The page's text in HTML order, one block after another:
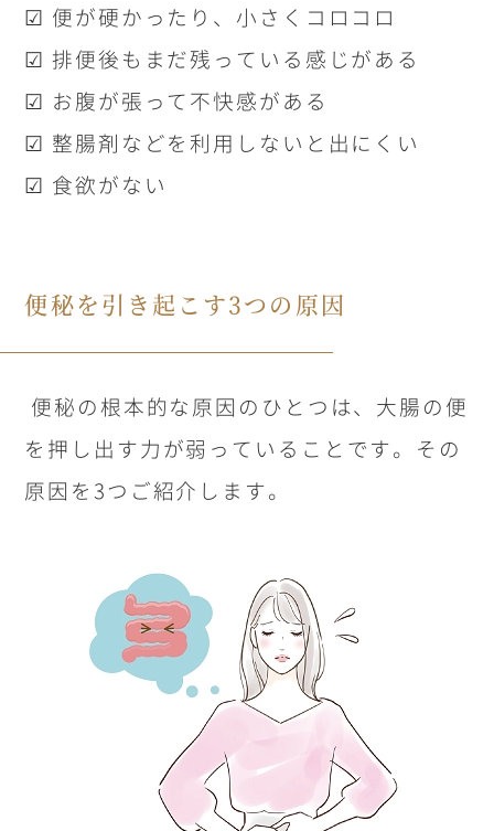
☑ 便が硬かったり、小さくコロコロ
☑ 排便後もまだ残っている感じがある
☑ お腹が張って不快感がある
☑ 整腸剤などを利用しないと出にくい
☑ 食欲がない
便秘を引き起こす3つの原因
便秘の根本的な原因のひとつは、大腸の便
を押し出す力が弱っていることです。その
原因を3つご紹介します。